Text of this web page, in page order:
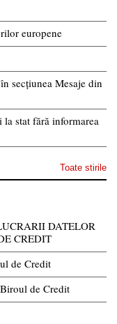
europene
secțiunea Mesaje din
stat fără informarea
Toate stirile
DATELOR
CREDIT
de Credit
de Credit